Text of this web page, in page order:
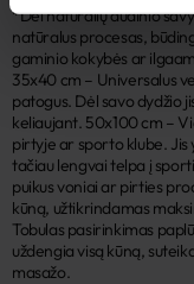
*Dėl natūralių audinio
natūralus procesas,
gaminio kokybės ar
35x40 cm – Universalus
patogus. Dėl savo dydžio
keliaujant. 50x100 cm –
pirtyje ar sporto klube.
tačiau lengvai telpa į
puikus voniai ar pirties
kūną, užtikrindamas
Tobulas pasirinkimas
uždengia visą kūną,
masažo.